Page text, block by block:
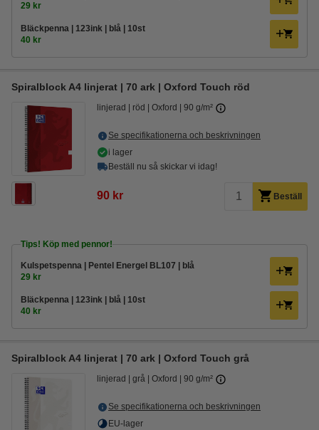
29 kr
Bläckpenna | 123ink | blå | 10st
40 kr
Spiralblock A4 linjerat | 70 ark | Oxford Touch röd
linjerad röd Oxford 90 g/m²
Se specifikationerna och beskrivningen
i lager
Beställ nu så skickar vi idag!
90 kr Beställ
Tips! Köp med pennor!
Kulspetspenna | Pentel Energel BL107 | blå
29 kr
Bläckpenna | 123ink | blå | 10st
40 kr
Spiralblock A4 linjerat | 70 ark | Oxford Touch grå
linjerad grå Oxford 90 g/m²
Se specifikationerna och beskrivningen
EU-lager